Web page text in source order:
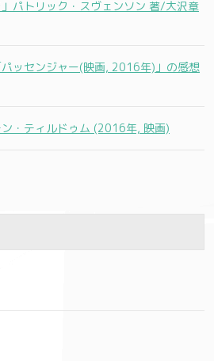
」パトリック・スヴェンソン 著/大沢章
ッセンジャー(映画, 2016年)」の感想
ン・ティルドゥム (2016年, 映画)